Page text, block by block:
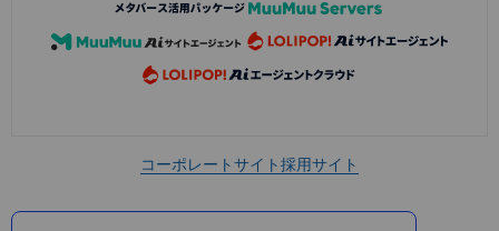
コーポレートサイト採用サイト